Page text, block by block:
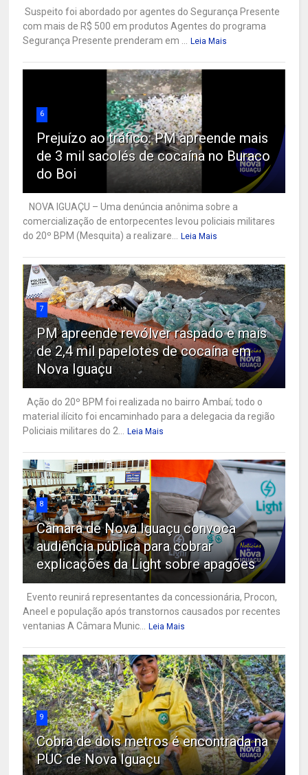
Suspeito foi abordado por agentes do Segurança Presente
com mais de R$ 500 em produtos Agentes do programa
Segurança Presente prenderam em ... Leia Mais
6
Prejuízo ao tráfico: PM apreende mais
de 3 mil sacolés de cocaína no Buraco
do Boi
NOVA IGUAÇU – Uma denúncia anônima sobre a
comercialização de entorpecentes levou policiais militares
do 20º BPM (Mesquita) a realizare... Leia Mais
7
PM apreende revólver raspado e mais
de 2,4 mil papelotes de cocaína em
Nova Iguaçu
Ação do 20º BPM foi realizada no bairro Ambaí; todo o
material ilícito foi encaminhado para a delegacia da região
Policiais militares do 2... Leia Mais
8
Câmara de Nova Iguaçu convoca
audiência pública para cobrar
explicações da Light sobre apagões
Evento reunirá representantes da concessionária, Procon,
Aneel e população após transtornos causados por recentes
ventanias A Câmara Munic... Leia Mais
9
Cobra de dois metros é encontrada na
PUC de Nova Iguaçu